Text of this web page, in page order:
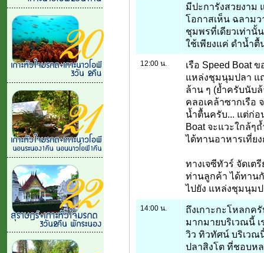
มีปะการังสวยงาม
โอกาสเห็น ฉลาม
ชุมพรที่เดียวเท่านั้
ใช้เพียงแค่ ดำน้ำตื้
12:00 น.
เรือ Speed Boat
แหล่งชุมนุมปลา แ
ล้าน ๆ (ย้ำครับนับ
คลอเคล้าซากเรือ
น้ำตื้นครับ... แต่ก่อ
Boat จะแวะใกล้ๆ
ได้ทานอาหารเที่ย
ทางเจซีทัวร์ จัดเต
ท่านลูกค้า ได้ทาน
ไปยัง แหล่งชุมนุมป
14:00 น.
ถึงเกาะกะโหลกค
มากมายบริเวณนี้ เ
วิว ทิวทัศน์ บริเวณ
ปลาสิงโต ที่ชอบห